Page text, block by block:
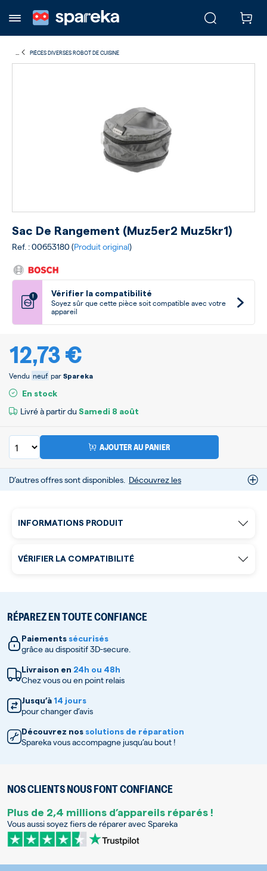
PIÈCES DIVERSES ROBOT DE CUISINE
Sac De Rangement (muz5er2 Muz5kr1)
Ref. : 00653180 (Produit original)
! Vérifier la compatibilité
Soyez sûr que cette pièce soit compatible avec votre
appareil
12,73 €
Vendu neuf par Spareka
En stock
Livré à partir du Samedi 8 août
AJOUTER AU PANIER
D’autres offres sont disponibles. Découvrez les
INFORMATIONS PRODUIT
RÉPAREZ EN TOUTE CONFIANCE
Paiements sécurisés
grâce au dispositif 3D-secure.
Livraison en 24h ou 48h
Chez vous ou en point relais
Jusqu’à 14 jours
pour changer d’avis
Découvrez nos solutions de réparation
Spareka vous accompagne jusqu’au bout !
NOS CLIENTS NOUS FONT CONFIANCE
Plus de 2,4 millions d’appareils réparés !
Vous aussi soyez fiers de réparer avec Spareka
VÉRIFIER LA COMPATIBILITÉ